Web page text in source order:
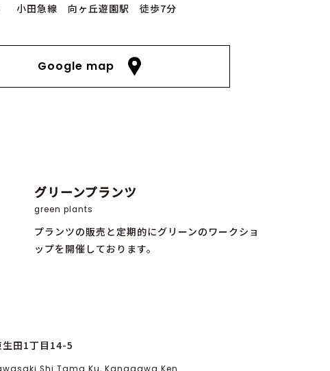
小田急線 向ヶ丘遊園駅 徒歩7分
Google map
グリーンプランツ
green plants
プランツの販売と定期的にグリーンのワークショ
ップを開催しております。
生田1丁目14-5